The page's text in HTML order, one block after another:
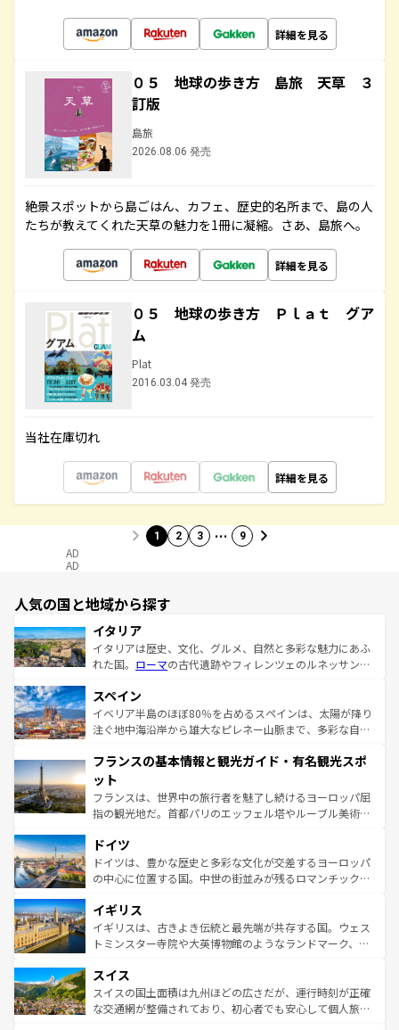
詳細を見る
０５ 地球の歩き方 島旅 天草 ３
訂版
島旅
2026.08.06 発売
絶景スポットから島ごはん、カフェ、歴史的名所まで、島の人
たちが教えてくれた天草の魅力を1冊に凝縮。さあ、島旅へ。
詳細を見る
０５ 地球の歩き方 Ｐｌａｔ グア
ム
Plat
2016.03.04 発売
当社在庫切れ
詳細を見る
1 2 3 … 9
AD
AD
人気の国と地域から探す
イタリア
イタリアは歴史、文化、グルメ、自然と多彩な魅力にあふ
れた国。 ローマの古代遺跡やフィレンツェのルネッサンス
ろん、トスカーナの美しい田園風景やアマルフィ海岸の絶
景など、自然景観も見逃せない。観光の合間には、本場の
ピザやパスタなど、絶品のイタリア料理を堪能することも
ませてくれるイタリアで、忘れられない旅をしてみよう！
なお、新着のイタリア情報は
しい。
スペイン
イベリア半島のほぼ80％を占めるスペインは、太陽が降り
注ぐ地中海沿岸から雄大なピレネー山脈まで、多彩な自然
文化が根付くこの国では、情熱的なフラメンコ、熱気あふ
れる闘牛、そして美味しいタパスが生活の一部となってい
る。首都マドリードの洗練された雰囲気や、バルセロナの
アートに溢れた街角から、地方では古代ローマ遺跡や中世
せる。地方によって風土や気候が異なるスペインはその個
性で訪れる人を魅了する。 なお、新着のスペイン情報は コ
ンテンツ一覧を参照してほしい。
フランスの基本情報と観光ガイド・有名観光スポ
ット
フランスは、世界中の旅行者を魅了し続けるヨーロッパ屈
指の観光地だ。首都パリのエッフェル塔やルーブル美術館
で、幅広い魅力が詰まっている。華麗な宮殿、歴史的な大
聖堂、美しいビーチ、そして豊かな自然が、訪れる者を心
から魅了する。また、フランスは美食の国としても知ら
いる。シャンパンの発祥地であるランス、プロヴァンスの
香り高いラベンダー畑など、多彩な楽しみ方が可能だ。さ
らに、パリ以外の地域にも魅力が溢れており、どの街角に
れる地方に足を運ぶとそれぞれで全く異なる文化を体験で
きるだろう。 なお、新着のフランス情報はコンテンツ一覧
を参照してほしい。
ドイツ
ドイツは、豊かな歴史と多彩な文化が交差するヨーロッパ
の中心に位置する国。中世の街並みが残るロマンチック街
顔を持つこの国は、どこを歩いても飽きることがない。ベ
ルリンの文化的活気、バイエルン州のアルプスの絶景、そ
してライン川沿いのワイン畑といった風景は必見。ビール
は、お酒好きな人にはぜひ体験してほしい。 なお、新着の
ドイツ情報はコンテンツ一覧を参照してほしい。
イギリス
イギリスは、古きよき伝統と最先端が共存する国。ウェス
トミンスター寺院や大英博物館のようなランドマーク、歴
リアごとに異なる魅力がある。また、優雅なアフタヌーン
ティー、ビール好きにはたまらない英国パブ、サッカー観
戦など、本場だからこそできる体験も豊富。イギリスを旅
スイス
スイスの国土面積は九州ほどの広さだが、運行時刻が正確
な交通網が整備されており、初心者でも安心して個人旅行